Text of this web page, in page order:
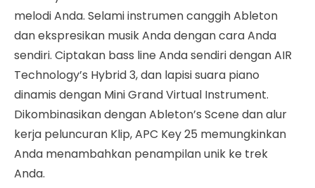
melodi Anda. Selami instrumen canggih Ableton
dan ekspresikan musik Anda dengan cara Anda
sendiri. Ciptakan bass line Anda sendiri dengan AIR
Technology’s Hybrid 3, dan lapisi suara piano
dinamis dengan Mini Grand Virtual Instrument.
Dikombinasikan dengan Ableton’s Scene dan alur
kerja peluncuran Klip, APC Key 25 memungkinkan
Anda menambahkan penampilan unik ke trek
Anda.